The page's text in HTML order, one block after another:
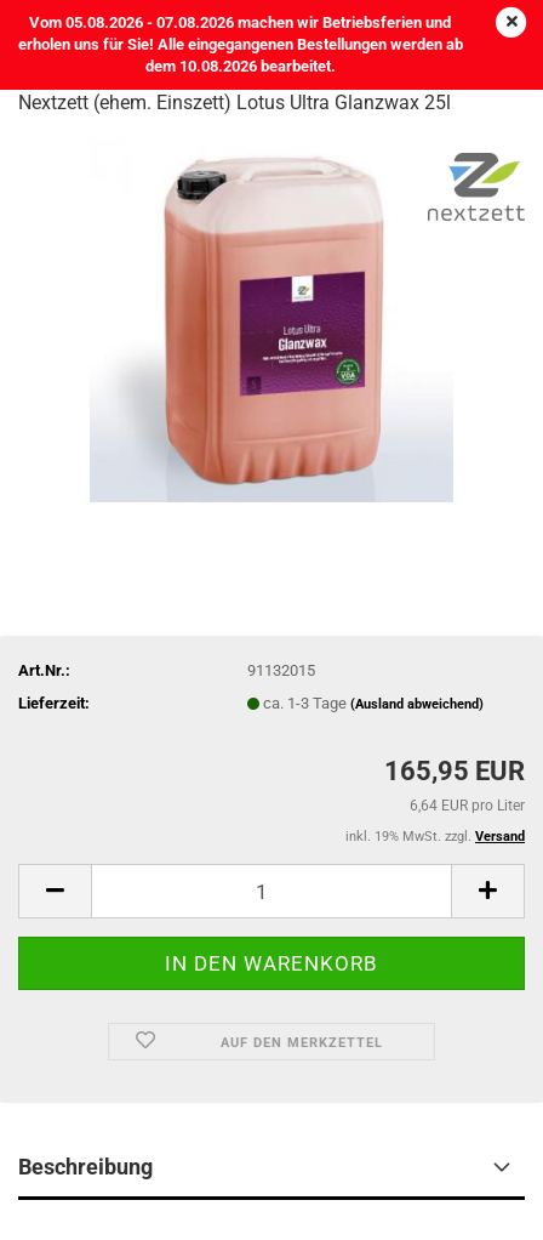
Vom 05.08.2026 - 07.08.2026 machen wir Betriebsferien und
erholen uns für Sie! Alle eingegangenen Bestellungen werden ab
dem 10.08.2026 bearbeitet.
Nextzett (ehem. Einszett) Lotus Ultra Glanzwax 25l
Art.Nr.:
91132015
Lieferzeit:
ca. 1-3 Tage(Ausland abweichend)
165,95 EUR
6,64 EUR pro Liter
inkl. 19% MwSt. zzgl. Versand
AUF DEN MERKZETTEL
Beschreibung